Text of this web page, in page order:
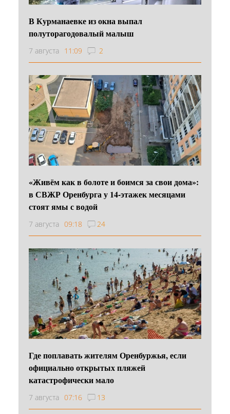
В Курманаевке из окна выпал
полуторагодовалый малыш
7 августа 11:09 2
«Живём как в болоте и боимся за свои дома»:
в СВЖР Оренбурга у 14-этажек месяцами
стоят ямы с водой
7 августа 09:18 24
Где поплавать жителям Оренбуржья, если
официально открытых пляжей
катастрофически мало
7 августа 07:16 13